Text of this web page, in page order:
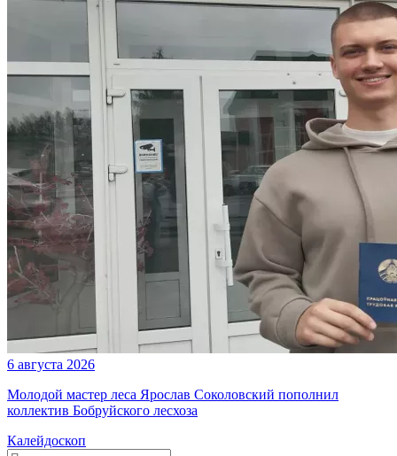
6 августа 2026
Молодой мастер леса Ярослав Соколовский пополнил
коллектив Бобруйского лесхоза
Калейдоскоп